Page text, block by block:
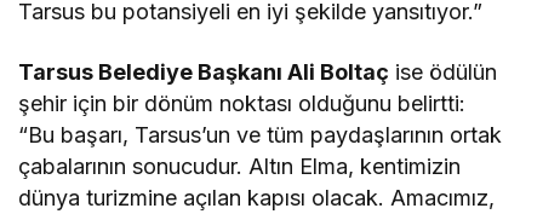
Tarsus bu potansiyeli en iyi şekilde yansıtıyor.”
Tarsus Belediye Başkanı Ali Boltaç ise ödülün
şehir için bir dönüm noktası olduğunu belirtti:
“Bu başarı, Tarsus’un ve tüm paydaşlarının ortak
çabalarının sonucudur. Altın Elma, kentimizin
dünya turizmine açılan kapısı olacak. Amacımız,